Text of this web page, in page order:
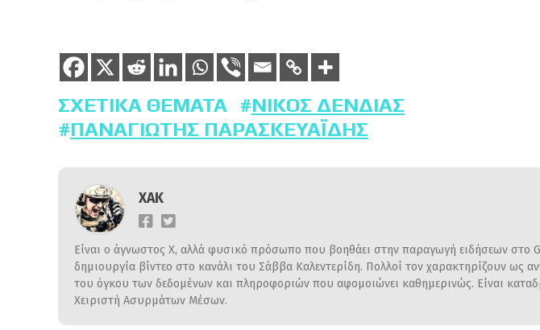
ΣΧΕΤΙΚΆ ΘΈΜΑΤΑ
ΝΊΚΟΣ ΔΈΝΔΙΑΣ
ΠΑΝΑΓΙΏΤΗΣ ΠΑΡΑΣΚΕΥΑΪ́ΔΗΣ
ΧΑΚ
Είναι ο άγνωστος Χ, αλλά φυσικό πρόσωπο που βοηθάει στην παραγωγή ειδήσεων στο
δημιουργία βίντεο στο κανάλι του Σάββα Καλεντερίδη. Πολλοί τον χαρακτηρίζουν ως
του όγκου των δεδομένων και πληροφοριών που αφομοιώνει καθημερινώς. Είναι
Χειριστή Ασυρμάτων Μέσων.